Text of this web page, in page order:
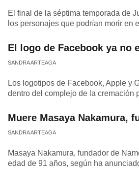
El final de la séptima temporada de
los personajes que podrían morir en
El logo de Facebook ya no
SANDRA ARTEAGA
Los logotipos de Facebook, Apple y
dentro del complejo de la cremación
Muere Masaya Nakamura,
SANDRA ARTEAGA
Masaya Nakamura, fundador de
edad de 91 años, según ha